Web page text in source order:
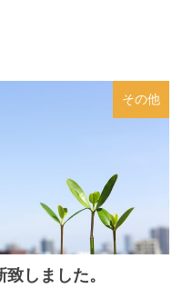
その他
しました。